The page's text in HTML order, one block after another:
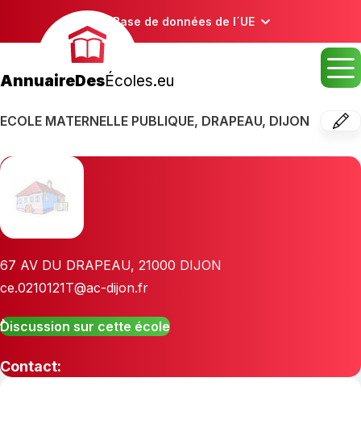
Base de données de l´UE
AnnuaireDesÉcoles.eu
ECOLE MATERNELLE PUBLIQUE, DRAPEAU, DIJON
67 AV DU DRAPEAU, 21000 DIJON
ce.0210121T@ac-dijon.fr
Discussion sur cette école
Contact: